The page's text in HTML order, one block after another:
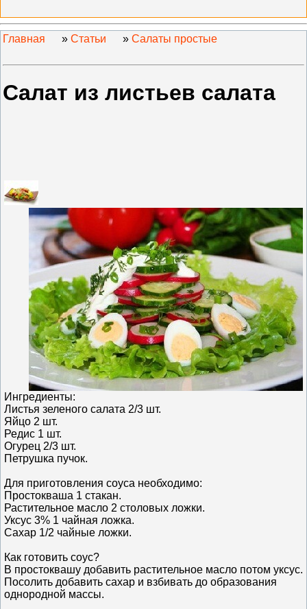
Главная » Статьи » Салаты простые
Салат из листьев салата
Ингредиенты:
Листья зеленого салата 2/3 шт.
Яйцо 2 шт.
Редис 1 шт.
Огурец 2/3 шт.
Петрушка пучок.
Для приготовления соуса необходимо:
Простокваша 1 стакан.
Растительное масло 2 столовых ложки.
Уксус 3% 1 чайная ложка.
Сахар 1/2 чайные ложки.
Как готовить соус?
В простоквашу добавить растительное масло потом уксус.
Посолить добавить сахар и взбивать до образования
однородной массы.